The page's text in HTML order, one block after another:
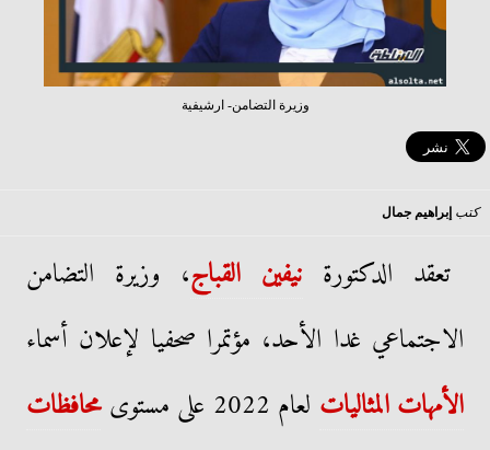
وزيرة التضامن- ارشيفية
كتب إبراهيم جمال
تعقد الدكتورة نيفين القباج، وزيرة التضامن
الاجتماعي غدا الأحد، مؤتمرا صحفيا لإعلان أسماء
الأمهات المثاليات لعام 2022 على مستوى
محافظات